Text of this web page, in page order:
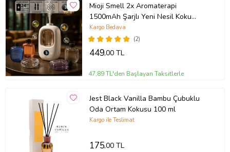
Mioji Smell 2x Aromaterapi
1500mAh Şarjlı Yeni Nesil Koku
Makinesi+Hilton (Beyaz)
(2)
Kargo Bedava
449,00 TL
47,89 TL'den Başlayan Taksitlerle
Jest Black Vanilla Bambu Çubuklu
Oda Ortam Kokusu 100 ml
Kargo ile Teslimat
175,00 TL